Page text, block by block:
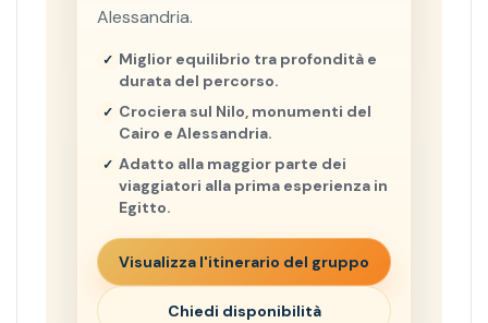
Alessandria.
Miglior equilibrio tra profondità e
durata del percorso.
Crociera sul Nilo, monumenti del
Cairo e Alessandria.
Adatto alla maggior parte dei
viaggiatori alla prima esperienza in
Egitto.
Visualizza l'itinerario del gruppo
Chiedi disponibilità